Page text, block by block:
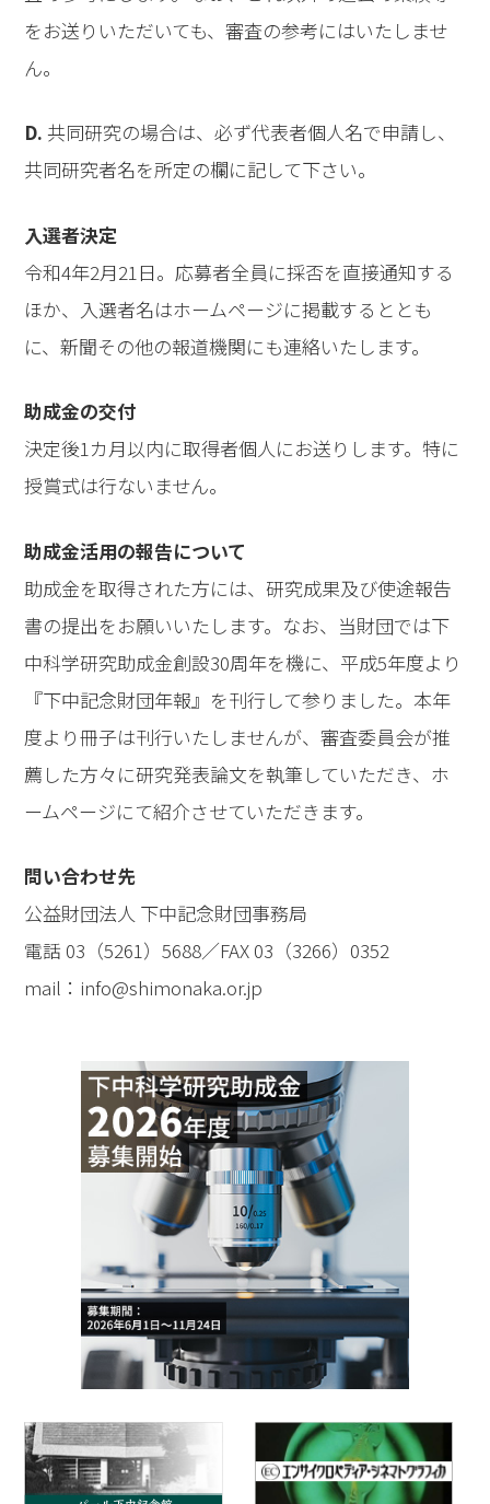
をお送りいただいても、審査の参考にはいたしませ
ん。
D. 共同研究の場合は、必ず代表者個人名で申請し、
共同研究者名を所定の欄に記して下さい。
入選者決定
令和4年2月21日。応募者全員に採否を直接通知する
ほか、入選者名はホームページに掲載するととも
に、新聞その他の報道機関にも連絡いたします。
助成金の交付
決定後1カ月以内に取得者個人にお送りします。特に
授賞式は行ないません。
助成金活用の報告について
助成金を取得された方には、研究成果及び使途報告
書の提出をお願いいたします。なお、当財団では下
中科学研究助成金創設30周年を機に、平成5年度より
『下中記念財団年報』を刊行して参りました。本年
度より冊子は刊行いたしませんが、審査委員会が推
薦した方々に研究発表論文を執筆していただき、ホ
ームページにて紹介させていただきます。
問い合わせ先
公益財団法人 下中記念財団事務局
電話 03（5261）5688／FAX 03（3266）0352
mail：info@shimonaka.or.jp